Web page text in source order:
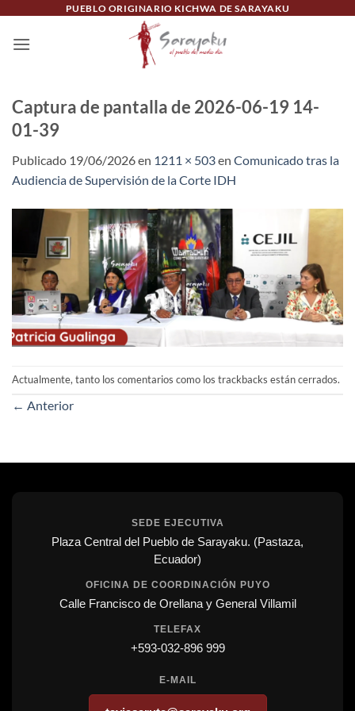
contenido
PUEBLO ORIGINARIO KICHWA DE SARAYAKU
Captura de pantalla de 2026-06-19 14-
01-39
Publicado 19/06/2026en 1211 × 503en Comunicado tras la
Audiencia de Supervisión de la Corte IDH
Actualmente, tanto los comentarios como los trackbacks están cerrados.
← Anterior
SEDE EJECUTIVA
Plaza Central del Pueblo de Sarayaku. (Pastaza,
Ecuador)
OFICINA DE COORDINACIÓN PUYO
Calle Francisco de Orellana y General Villamil
TELEFAX
+593-032-896 999
E-MAIL